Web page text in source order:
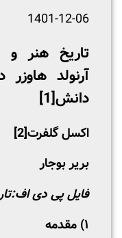
1401-12-06
تاریخ هنر
آرنولد
دانش[1]
اکسل گلفرت[2]
بریر بوجار
فایل پی دی اف:
۱) مقدمه